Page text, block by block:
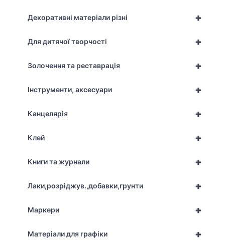
+
Декоративні матеріали різні
+
Для дитячої творчості
+
Золочення та реставрація
+
Інструменти, аксесуари
+
Канцелярія
+
Клей
+
Книги та журнали
+
Лаки,розріджув.,добавки,грунти
+
Маркери
+
Матеріали для графіки